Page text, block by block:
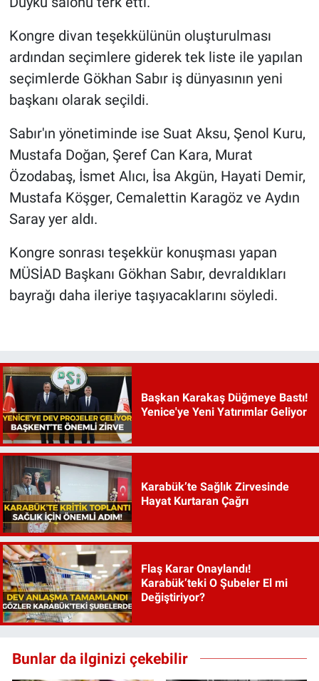
Kongre divan teşekkülünün oluşturulması
ardından seçimlere giderek tek liste ile yapılan
seçimlerde Gökhan Sabır iş dünyasının yeni
başkanı olarak seçildi.
Sabır'ın yönetiminde ise Suat Aksu, Şenol Kuru,
Mustafa Doğan, Şeref Can Kara, Murat
Özodabaş, İsmet Alıcı, İsa Akgün, Hayati Demir,
Mustafa Köşger, Cemalettin Karagöz ve Aydın
Saray yer aldı.
Kongre sonrası teşekkür konuşması yapan
MÜSİAD Başkanı Gökhan Sabır, devraldıkları
bayrağı daha ileriye taşıyacaklarını söyledi.
Başkan Karakaş Düğmeye Bastı!
Yenice'ye Yeni Yatırımlar Geliyor
Karabük’te Sağlık Zirvesinde
Hayat Kurtaran Çağrı
Flaş Karar Onaylandı!
Karabük’teki O Şubeler El mi
Değiştiriyor?
Bunlar da ilginizi çekebilir